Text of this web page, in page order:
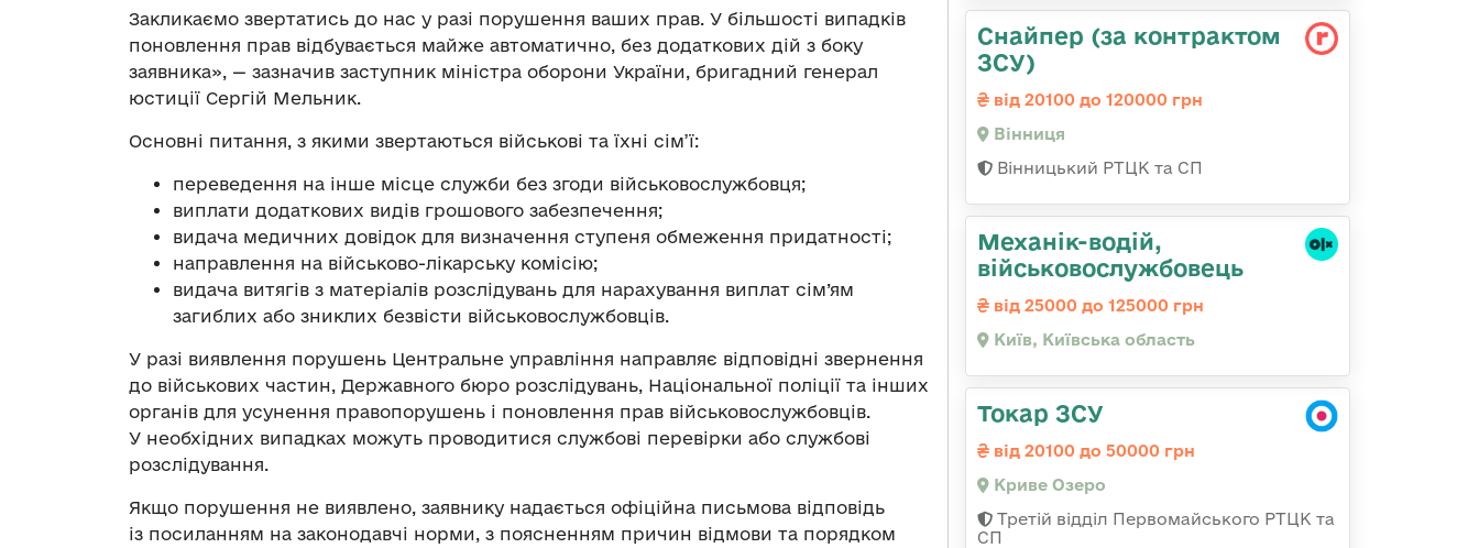
Закликаємо звертатись до нас у разі порушення ваших прав. У більшості випадків
поновлення прав відбувається майже автоматично, без додаткових дій з боку
заявника», — зазначив заступник міністра оборони України, бригадний генерал
юстиції Сергій Мельник.
Основні питання, з якими звертаються військові та їхні сім’ї:
переведення на інше місце служби без згоди військовослужбовця;
виплати додаткових видів грошового забезпечення;
видача медичних довідок для визначення ступеня обмеження придатності;
направлення на військово-лікарську комісію;
видача витягів з матеріалів розслідувань для нарахування виплат сім’ям
загиблих або зниклих безвісти військовослужбовців.
У разі виявлення порушень Центральне управління направляє відповідні звернення
до військових частин, Державного бюро розслідувань, Національної поліції та інших
органів для усунення правопорушень і поновлення прав військовослужбовців.
У необхідних випадках можуть проводитися службові перевірки або службові
розслідування.
Якщо порушення не виявлено, заявнику надається офіційна письмова відповідь
із посиланням на законодавчі норми, з поясненням причин відмови та порядком
Снайпер (за контрактом
ЗСУ)
від 20100 до 120000 грн
Вінниця
Вінницький РТЦК та СП
Механік-водій,
військовослужбовець
від 25000 до 125000 грн
Київ, Київська область
Токар ЗСУ
від 20100 до 50000 грн
Криве Озеро
Третій відділ Первомайського РТЦК та
СП